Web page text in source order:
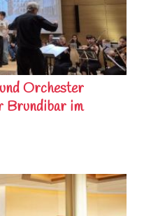
Orchester
Brundibar im